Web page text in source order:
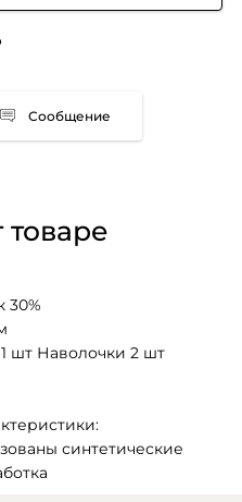
Сообщение
30%
шт Наволочки 2 шт
синтетические